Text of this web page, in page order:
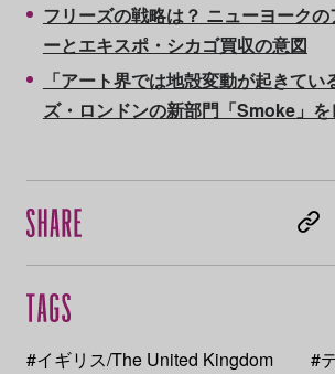
フリーズの戦略は？ ニューヨークの
ーとエキスポ・シカゴ買収の意図
「アート界では地殻変動が起きて
ズ・ロンドンの新部門「Smoke」を
#イギリス/The United Kingdom
#